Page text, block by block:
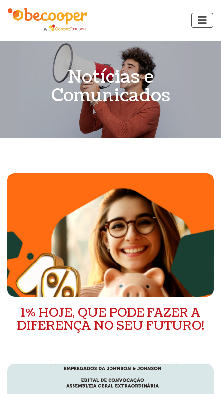
Notícias e
Comunicados
1% HOJE, QUE PODE FAZER A
DIFERENÇA NO SEU FUTURO!